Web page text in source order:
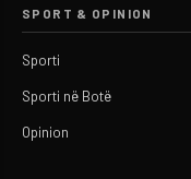
SPORT & OPINION
Sporti
Sporti në Botë
Opinion